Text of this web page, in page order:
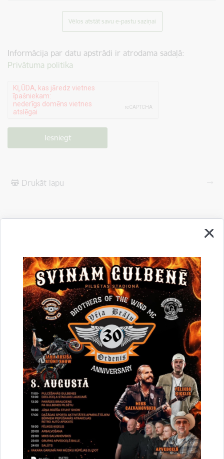
Vēlos atstāt savu e-pastu saziņai
Informācija par datu apstrādi ir atrodama sadaļā:
Privātuma politika
Drukāt lapu
Vai šī informācija bija noderīga?
Sniegt atsauksmi
Esi pirmais, kurš uzzina!